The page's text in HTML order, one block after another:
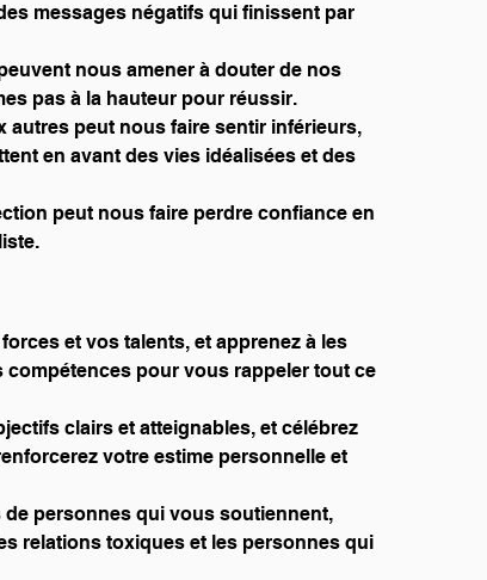
messages négatifs qui finissent par
nous amener à douter de nos
pas à la hauteur pour réussir.
autres peut nous faire sentir inférieurs,
en avant des vies idéalisées et des
peut nous faire perdre confiance en
et vos talents, et apprenez à les
pour vous rappeler tout ce
clairs et atteignables, et célébrez
votre estime personnelle et
de personnes qui vous soutiennent,
relations toxiques et les personnes qui